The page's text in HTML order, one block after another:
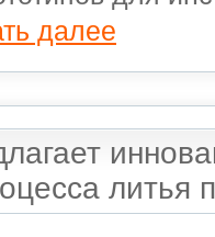
далее
литья